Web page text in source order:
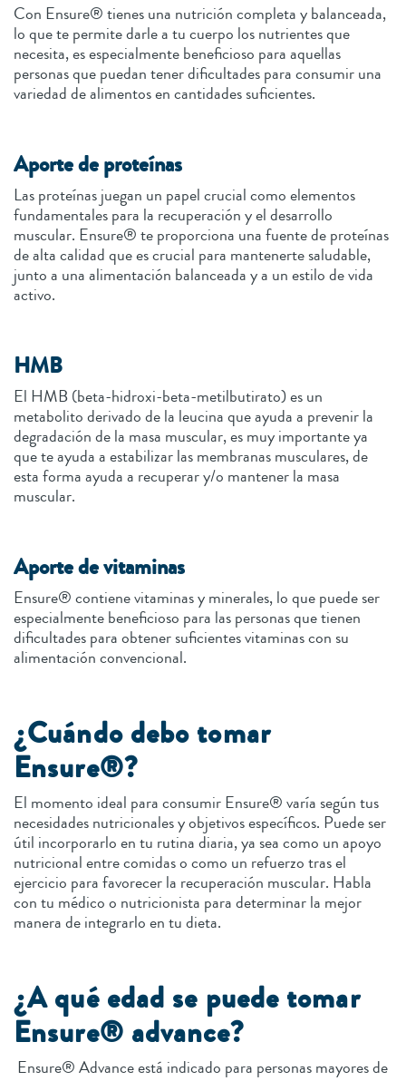
Con Ensure® tienes una nutrición completa y balanceada,
lo que te permite darle a tu cuerpo los nutrientes que
necesita, es especialmente beneficioso para aquellas
personas que puedan tener dificultades para consumir una
variedad de alimentos en cantidades suficientes.
Aporte de proteínas
Las proteínas juegan un papel crucial como elementos
fundamentales para la recuperación y el desarrollo
muscular. Ensure® te proporciona una fuente de proteínas
de alta calidad que es crucial para mantenerte saludable,
junto a una alimentación balanceada y a un estilo de vida
activo.
HMB
El HMB (beta-hidroxi-beta-metilbutirato) es un
metabolito derivado de la leucina que ayuda a prevenir la
degradación de la masa muscular, es muy importante ya
que te ayuda a estabilizar las membranas musculares, de
esta forma ayuda a recuperar y/o mantener la masa
muscular.
Aporte de vitaminas
Ensure® contiene vitaminas y minerales, lo que puede ser
especialmente beneficioso para las personas que tienen
dificultades para obtener suficientes vitaminas con su
alimentación convencional.
¿Cuándo debo tomar
Ensure®?
El momento ideal para consumir Ensure® varía según tus
necesidades nutricionales y objetivos específicos. Puede ser
útil incorporarlo en tu rutina diaria, ya sea como un apoyo
nutricional entre comidas o como un refuerzo tras el
ejercicio para favorecer la recuperación muscular. Habla
con tu médico o nutricionista para determinar la mejor
manera de integrarlo en tu dieta.
¿A qué edad se puede tomar
Ensure® advance?
Ensure® Advance está indicado para personas mayores de